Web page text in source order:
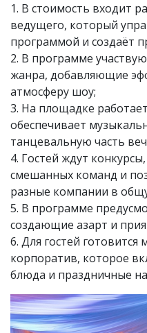
1. В стоимость входит
ведущего, который
программой и создаёт
2. В программе
жанра, добавляющие
атмосферу шоу;
3. На площадке
обеспечивает
танцевальную часть
4. Гостей ждут
смешанных команд и
разные компании в
5. В программе
создающие азарт и
6. Для гостей
корпоратив, которое
блюда и праздничные